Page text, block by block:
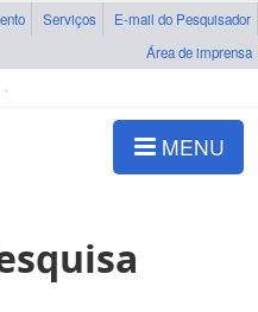
Serviços
E-mail do Pesquisador
Área de imprensa
MENU